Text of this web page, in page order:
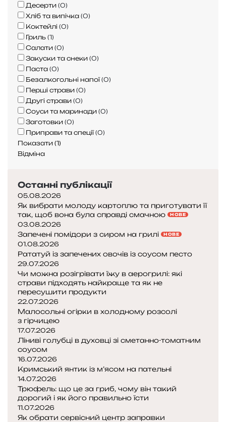
н
і
:
с
е
к
р
е
т
и
с
о
к
о
в
о
ї
к
о
т
л
е
т
н
а
г
р
и
л
і
т
с
к
о
в
о
Десерти (0)
Хліб та випічка (0)
Коктейлі (0)
Гриль (1)
Салати (0)
Закуски та снеки (0)
Паста (0)
Безалкогольні напої (0)
Перші страви (0)
Другі страви (0)
Соуси та маринади (0)
Заготовки (0)
Приправи та спеції (0)
Показати (1)
Відміна
Останні публікації
05.08.2026
Як вибрати молоду картоплю та приготувати її
так, щоб вона була справді смачною
НОВЕ
03.08.2026
Запечені помідори з сиром на грилі НОВЕ
01.08.2026
Рататуй із запечених овочів із соусом песто
29.07.2026
Чи можна розігрівати їжу в аерогрилі: які
страви підходять найкраще та як не
пересушити продукти
22.07.2026
Малосольні огірки в холодному розсолі
з гірчицею
17.07.2026
Ліниві голубці в духовці зі сметанно-томатним
соусом
16.07.2026
Кримський янтик із м’ясом на пательні
14.07.2026
Трюфель: що це за гриб, чому він такий
дорогий і як його правильно їсти
11.07.2026
Як обрати сервісний центр заправки